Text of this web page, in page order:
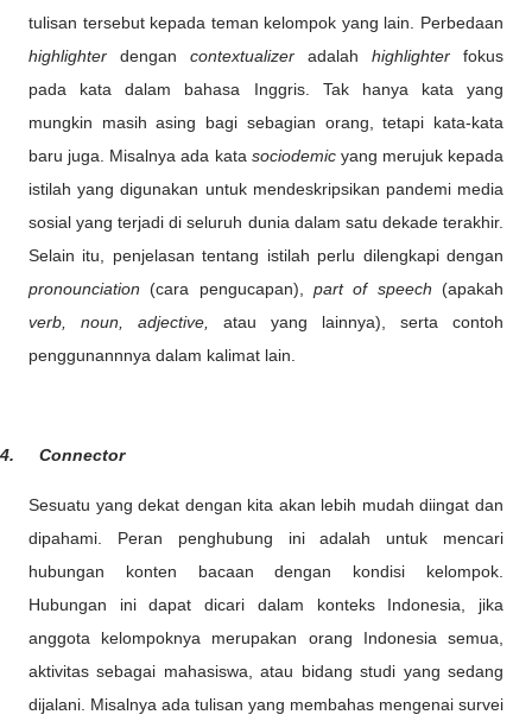
tulisan tersebut kepada teman kelompok yang lain. Perbedaan
highlighter dengan contextualizer adalah highlighter fokus
pada kata dalam bahasa Inggris. Tak hanya kata yang
mungkin masih asing bagi sebagian orang, tetapi kata-kata
baru juga. Misalnya ada kata sociodemic yang merujuk kepada
istilah yang digunakan untuk mendeskripsikan pandemi media
sosial yang terjadi di seluruh dunia dalam satu dekade terakhir.
Selain itu, penjelasan tentang istilah perlu dilengkapi dengan
pronounciation (cara pengucapan),part of speech (apakah
verb, noun, adjective, atau yang lainnya), serta contoh
penggunannnya dalam kalimat lain.
4. Connector
Sesuatu yang dekat dengan kita akan lebih mudah diingat dan
dipahami. Peran penghubung ini adalah untuk mencari
hubungan konten bacaan dengan kondisi kelompok.
Hubungan ini dapat dicari dalam konteks Indonesia, jika
anggota kelompoknya merupakan orang Indonesia semua,
aktivitas sebagai mahasiswa, atau bidang studi yang sedang
dijalani. Misalnya ada tulisan yang membahas mengenai survei